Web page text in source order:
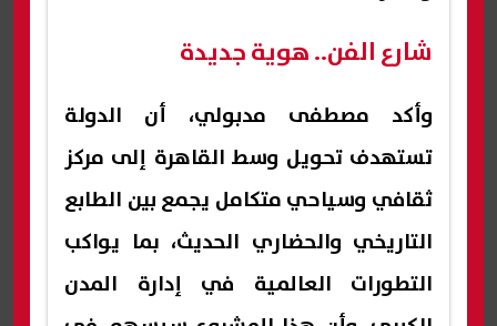
شارع الفن.. هوية جديدة
وأكد مصطفى مدبولي، أن الدولة
تستهدف تحويل وسط القاهرة إلى مركز
ثقافي وسياحي متكامل يجمع بين الطابع
التاريخي والحضاري الحديث، بما يواكب
التطورات العالمية في إدارة المدن